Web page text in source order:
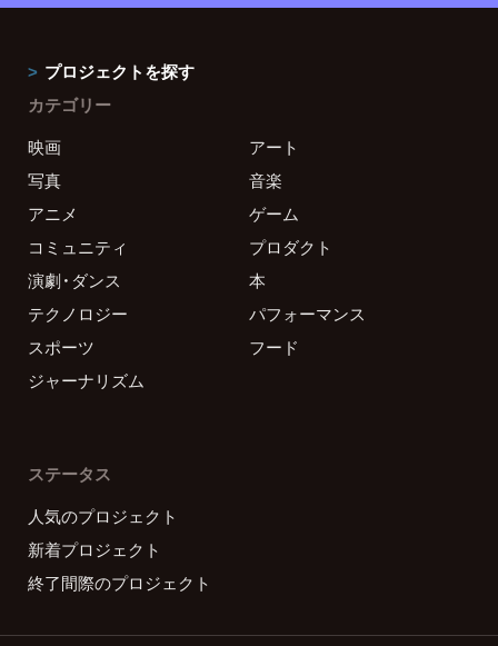
プロジェクトを探す
カテゴリー
映画
アート
写真
音楽
アニメ
ゲーム
コミュニティ
プロダクト
演劇・ダンス
本
テクノロジー
パフォーマンス
スポーツ
フード
ジャーナリズム
ステータス
人気のプロジェクト
新着プロジェクト
終了間際のプロジェクト